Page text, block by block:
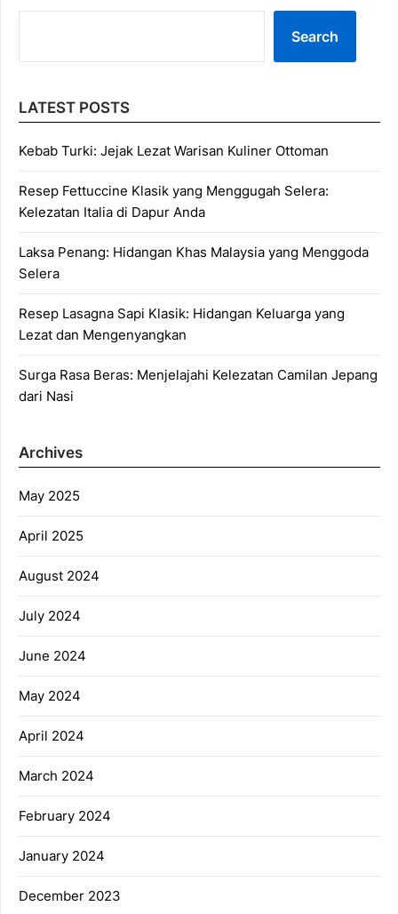
Search
LATEST POSTS
Kebab Turki: Jejak Lezat Warisan Kuliner Ottoman
Resep Fettuccine Klasik yang Menggugah Selera:
Kelezatan Italia di Dapur Anda
Laksa Penang: Hidangan Khas Malaysia yang Menggoda
Selera
Resep Lasagna Sapi Klasik: Hidangan Keluarga yang
Lezat dan Mengenyangkan
Surga Rasa Beras: Menjelajahi Kelezatan Camilan Jepang
dari Nasi
Archives
May 2025
April 2025
August 2024
July 2024
June 2024
May 2024
April 2024
March 2024
February 2024
January 2024
December 2023